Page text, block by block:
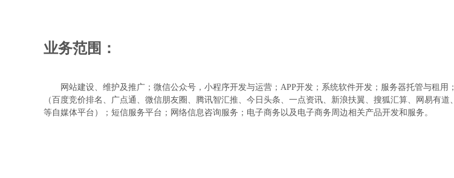
业务范围：
网站建设、维护及推广；微信公众号，小程序开发与运营； APP开发；系统软件开发；服务器托管与租用
（百度竞价排名、广点通、微信朋友圈、腾讯智汇推、今日头条、一点资讯、新浪扶翼、搜狐汇算、网易有
等自媒体平台）；短信服务平台；网络信息咨询服务；电子商务以及电子商务周边相关产品开发和服务。